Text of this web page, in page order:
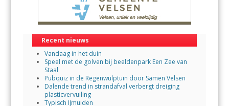
Recent nieuws
Vandaag in het duin
Speel met de golven bij beeldenpark Een Zee van
Staal
Pubquiz in de Regenwulptuin door Samen Velsen
Dalende trend in strandafval verbergt dreiging
plasticvervuiling
Typisch IJmuiden